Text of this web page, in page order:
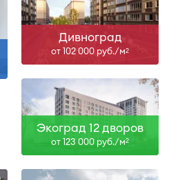
Дивноград
от 102 000 руб./м2
Экоград 12 дворов
от 123 000 руб./м2